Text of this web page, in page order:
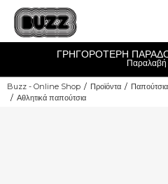
ΓΡΗΓΟΡΟΤΕΡΗ
Buzz - Online Shop Προϊόντα Παπούτσια
Αθλητικά παπούτσια